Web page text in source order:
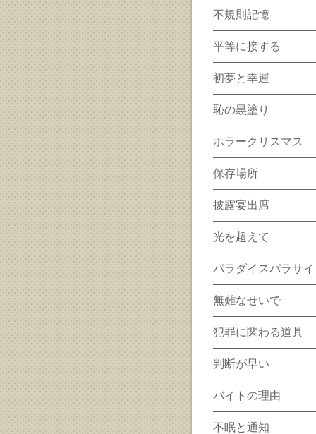
不規則記憶
平等に接する
初夢と幸運
恥の黒塗り
ホラークリスマス
保存場所
披露宴出席
光を超えて
パラダイスパラサ
無難なせいで
犯罪に関わる道具
判断が早い
バイトの理由
不眠と通知